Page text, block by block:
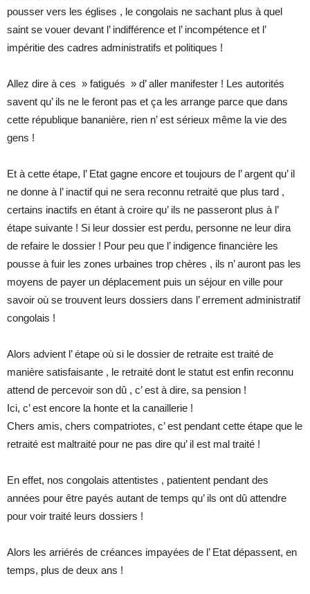
pousser vers les églises , le congolais ne sachant plus à quel
saint se vouer devant l’ indifférence et l’ incompétence et l’
impéritie des cadres administratifs et politiques !
Allez dire à ces » fatigués » d’ aller manifester ! Les autorités
savent qu’ ils ne le feront pas et ça les arrange parce que dans
cette république bananière, rien n’ est sérieux même la vie des
gens !
Et à cette étape, l’ Etat gagne encore et toujours de l’ argent qu’ il
ne donne à l’ inactif qui ne sera reconnu retraité que plus tard ,
certains inactifs en étant à croire qu’ ils ne passeront plus à l’
étape suivante ! Si leur dossier est perdu, personne ne leur dira
de refaire le dossier ! Pour peu que l’ indigence financière les
pousse à fuir les zones urbaines trop chères , ils n’ auront pas les
moyens de payer un déplacement puis un séjour en ville pour
savoir où se trouvent leurs dossiers dans l’ errement administratif
congolais !
Alors advient l’ étape où si le dossier de retraite est traité de
manière satisfaisante , le retraité dont le statut est enfin reconnu
attend de percevoir son dû , c’ est à dire, sa pension !
Ici, c’ est encore la honte et la canaillerie !
Chers amis, chers compatriotes, c’ est pendant cette étape que le
retraité est maltraité pour ne pas dire qu’ il est mal traité !
En effet, nos congolais attentistes , patientent pendant des
années pour être payés autant de temps qu’ ils ont dû attendre
pour voir traité leurs dossiers !
Alors les arriérés de créances impayées de l’ Etat dépassent, en
temps, plus de deux ans !